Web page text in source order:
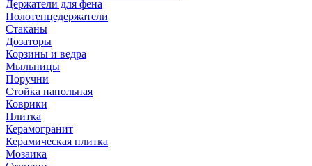
Держатели для фена
Полотенцедержатели
Стаканы
Дозаторы
Корзины и ведра
Мыльницы
Поручни
Стойка напольная
Коврики
Плитка
Керамогранит
Керамическая плитка
Мозаика